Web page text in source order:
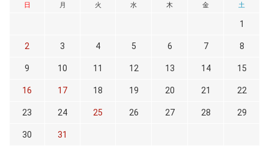
日 月 火 水 木 金 土
1
2 3 4 5 6 7 8
9 10 11 12 13 14 15
16 17 18 19 20 21 22
23 24 25 26 27 28 29
30 31